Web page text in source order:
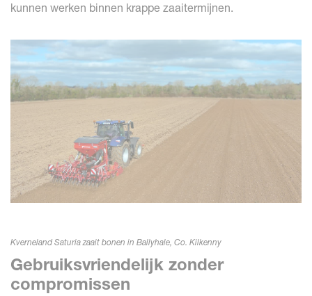
kunnen werken binnen krappe zaaitermijnen.
Kverneland Saturia zaait bonen in Ballyhale, Co. Kilkenny
Gebruiksvriendelijk zonder
compromissen